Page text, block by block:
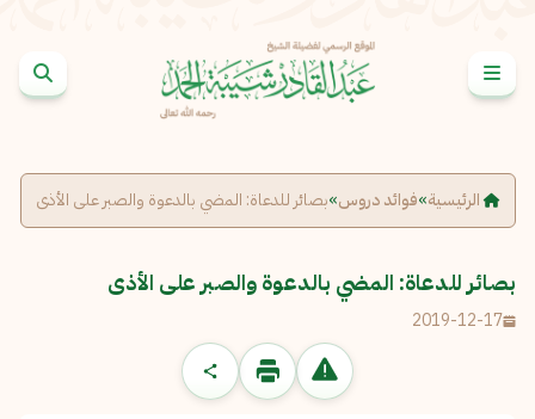
الرئيسية»فوائد دروس»بصائر للدعاة: المضي بالدعوة والصبر على الأذى
بصائر للدعاة: المضي بالدعوة والصبر على الأذى
2019-12-17
الإبلاغ عن مشكلة
الرسالة